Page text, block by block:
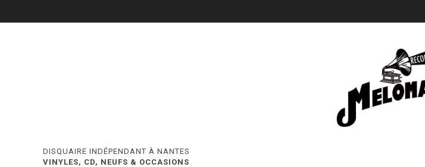
DISQUAIRE INDÉPENDANT À NANTES
VINYLES, CD, NEUFS & OCCASIONS